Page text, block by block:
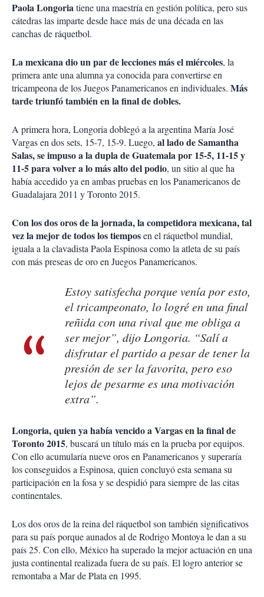
Paola Longoriatiene una maestría en gestión política, pero sus
cátedras las imparte desde hace más de una década en las
canchas de ráquetbol.
La mexicana dio un par de lecciones más el miércoles, la
primera ante una alumna ya conocida para convertirse en
tricampeona de los Juegos Panamericanos en individuales. Más
tarde triunfó también en la final de dobles.
A primera hora, Longoria doblegó a la argentina María José
Vargas en dos sets, 15-7, 15-9. Luego, al lado de Samantha
Salas, se impuso a la dupla de Guatemala por 15-5, 11-15 y
11-5 para volver a lo más alto del podio, un sitio al que ha
había accedido ya en ambas pruebas en los Panamericanos de
Guadalajara 2011 y Toronto 2015.
Con los dos oros de la jornada, la competidora mexicana, tal
vez la mejor de todos los tiemposen el ráquetbol mundial,
iguala a la clavadista Paola Espinosa como la atleta de su país
con más preseas de oro en Juegos Panamericanos.
Estoy satisfecha porque venía por esto,
el tricampeonato, lo logré en una final
reñida con una rival que me obliga a
ser mejor”, dijo Longoria. “Salí a
disfrutar el partido a pesar de tener la
presión de ser la favorita, pero eso
lejos de pesarme es una motivación
extra”.
Longoria, quien ya había vencido a Vargas en la final de
Toronto 2015, buscará un título más en la prueba por equipos.
Con ello acumularía nueve oros en Panamericanos y superaría
los conseguidos a Espinosa, quien concluyó esta semana su
participación en la fosa y se despidió para siempre de las citas
continentales.
Los dos oros de la reina del ráquetbol son también significativos
para su país porque aunados al de Rodrigo Montoya le dan a su
país 25. Con ello, México ha superado la mejor actuación en una
justa continental realizada fuera de su país. El logro anterior se
remontaba a Mar de Plata en 1995.